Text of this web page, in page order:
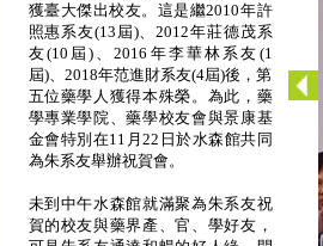
獲臺大傑出校友。這是繼2010年許
照惠系友(13屆)、2012年莊德茂系
友(10屆)、2016年李華林系友(1
屆)、2018年范進財系友(4屆)後，第
五位藥學人獲得本殊榮。為此，藥
學專業學院、藥學校友會與景康基
金會特別在11月22日於水森館共同
為朱系友舉辦祝賀會。
未到中午水森館就滿聚為朱系友祝
賀的校友與藥界產、官、學好友，